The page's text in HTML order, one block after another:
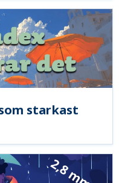
starkast